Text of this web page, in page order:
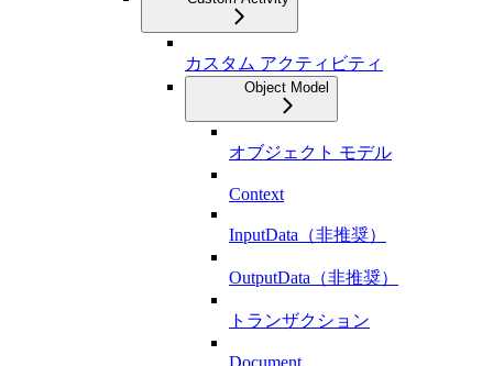
カスタム アクティビティ
Object Model
オブジェクト モデル
Context
InputData（非推奨）
OutputData（非推奨）
トランザクション